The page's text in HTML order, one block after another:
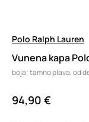
Polo Ralph Lauren
Vunena kapa
boja: tamno plava, od
94,90 €